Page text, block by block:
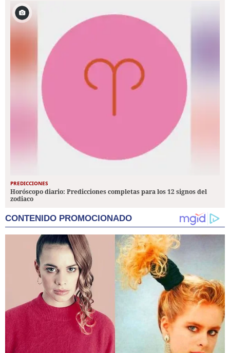
PREDICCIONES
Horóscopo diario: Predicciones completas para los 12 signos del
zodiaco
CONTENIDO PROMOCIONADO